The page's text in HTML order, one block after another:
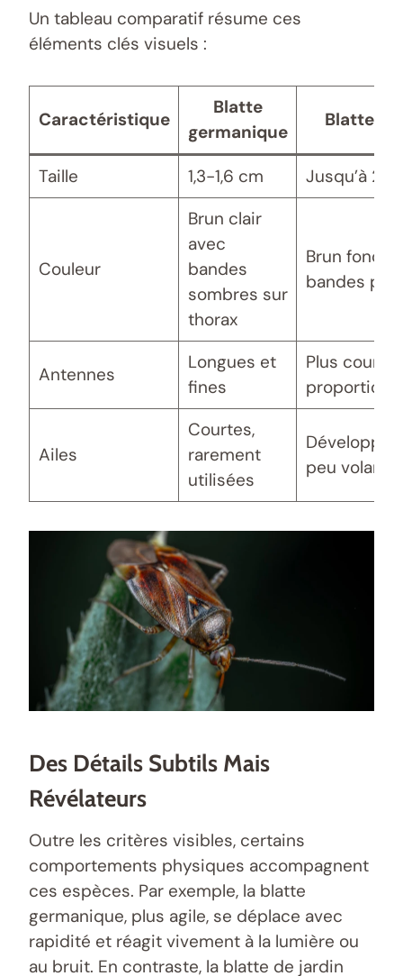
Un tableau comparatif résume ces
éléments clés visuels :
Caractéristique
Blatte
germanique
Blatte
Taille 1,3-1,6 cm Jusqu’à 2
Couleur
Brun clair
avec
bandes
sombres sur
thorax
Brun foncé
bandes
Antennes
Longues et
fines
Plus courtes
Ailes
Courtes,
rarement
utilisées
peu
Des Détails Subtils Mais
Révélateurs
Outre les critères visibles, certains
comportements physiques accompagnent
ces espèces. Par exemple, la blatte
germanique, plus agile, se déplace avec
rapidité et réagit vivement à la lumière ou
au bruit. En contraste, la blatte de jardin